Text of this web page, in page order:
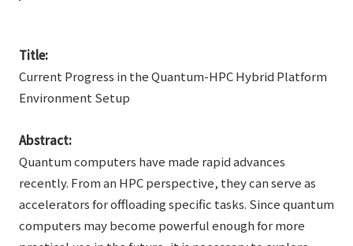
Title:
Current Progress in the Quantum-HPC Hybrid Platform
Environment Setup
Abstract:
Quantum computers have made rapid advances
recently. From an HPC perspective, they can serve as
accelerators for offloading specific tasks. Since quantum
computers may become powerful enough for more